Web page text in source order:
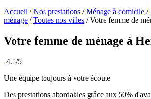
Accueil /Nos prestations /Ménage à domicile /
ménage /Toutes nos villes /Votre femme de
Votre femme de ménage à
4.5/5
Une équipe toujours à votre écoute
Des prestations abordables grâce aux 50%